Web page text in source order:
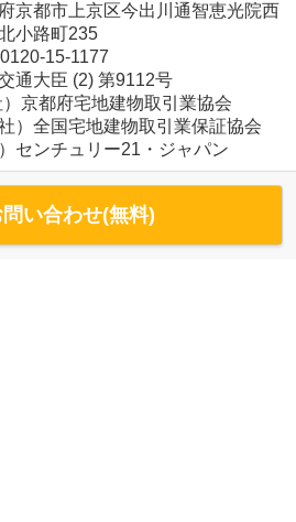
京都市上京区今出川通智恵光院西
小路町235
15-1177
通大臣 (2) 第9112号
）京都府宅地建物取引業協会
社）全国宅地建物取引業保証協会
）センチュリー21・ジャパン
問い合わせ(無料)